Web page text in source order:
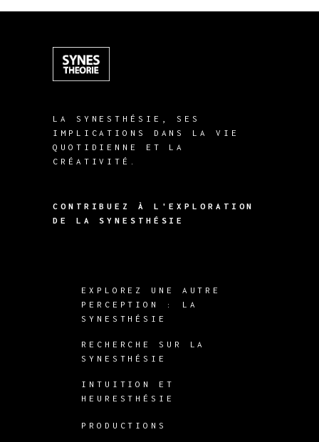
LA SYNESTHÉSIE, SES
IMPLICATIONS DANS LA VIE
QUOTIDIENNE ET LA
CRÉATIVITÉ.
CONTRIBUEZ À L'EXPLORATION
DE LA SYNESTHÉSIE
EXPLOREZ UNE AUTRE
PERCEPTION : LA
SYNESTHÉSIE
RECHERCHE SUR LA
SYNESTHÉSIE
INTUITION ET
HEURESTHÉSIE
PRODUCTIONS